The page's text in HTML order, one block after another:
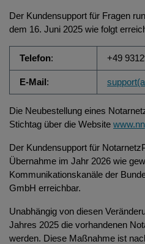
Der Kundensupport für Fragen
dem 16. Juni 2025 wie folgt
Telefon: +49
E-Mail:
Die Neubestellung eines
Stichtag über die Website
Der Kundensupport für
Übernahme im Jahr 2026 wie
Kommunikationskanäle der
GmbH erreichbar.
Unabhängig von diesen
Jahres 2025 die vorhandenen
werden. Diese Maßnahme ist